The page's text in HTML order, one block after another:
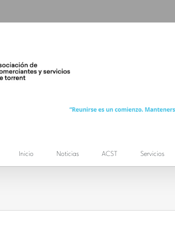
Inicio Noticias ACST Servicios